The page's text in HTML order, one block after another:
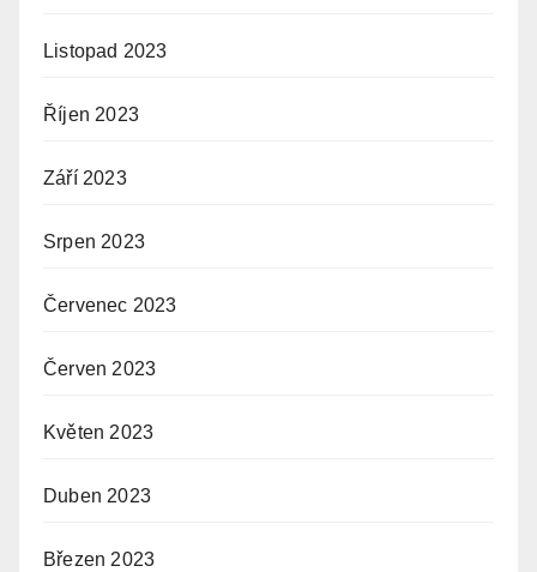
Listopad 2023
Říjen 2023
Září 2023
Srpen 2023
Červenec 2023
Červen 2023
Květen 2023
Duben 2023
Březen 2023